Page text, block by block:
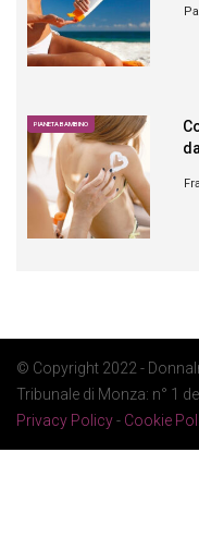
PIANETA BAMBINO
© Copyright 2022 -
Tribunale di Monza: n° 1
Privacy Policy- Cookie